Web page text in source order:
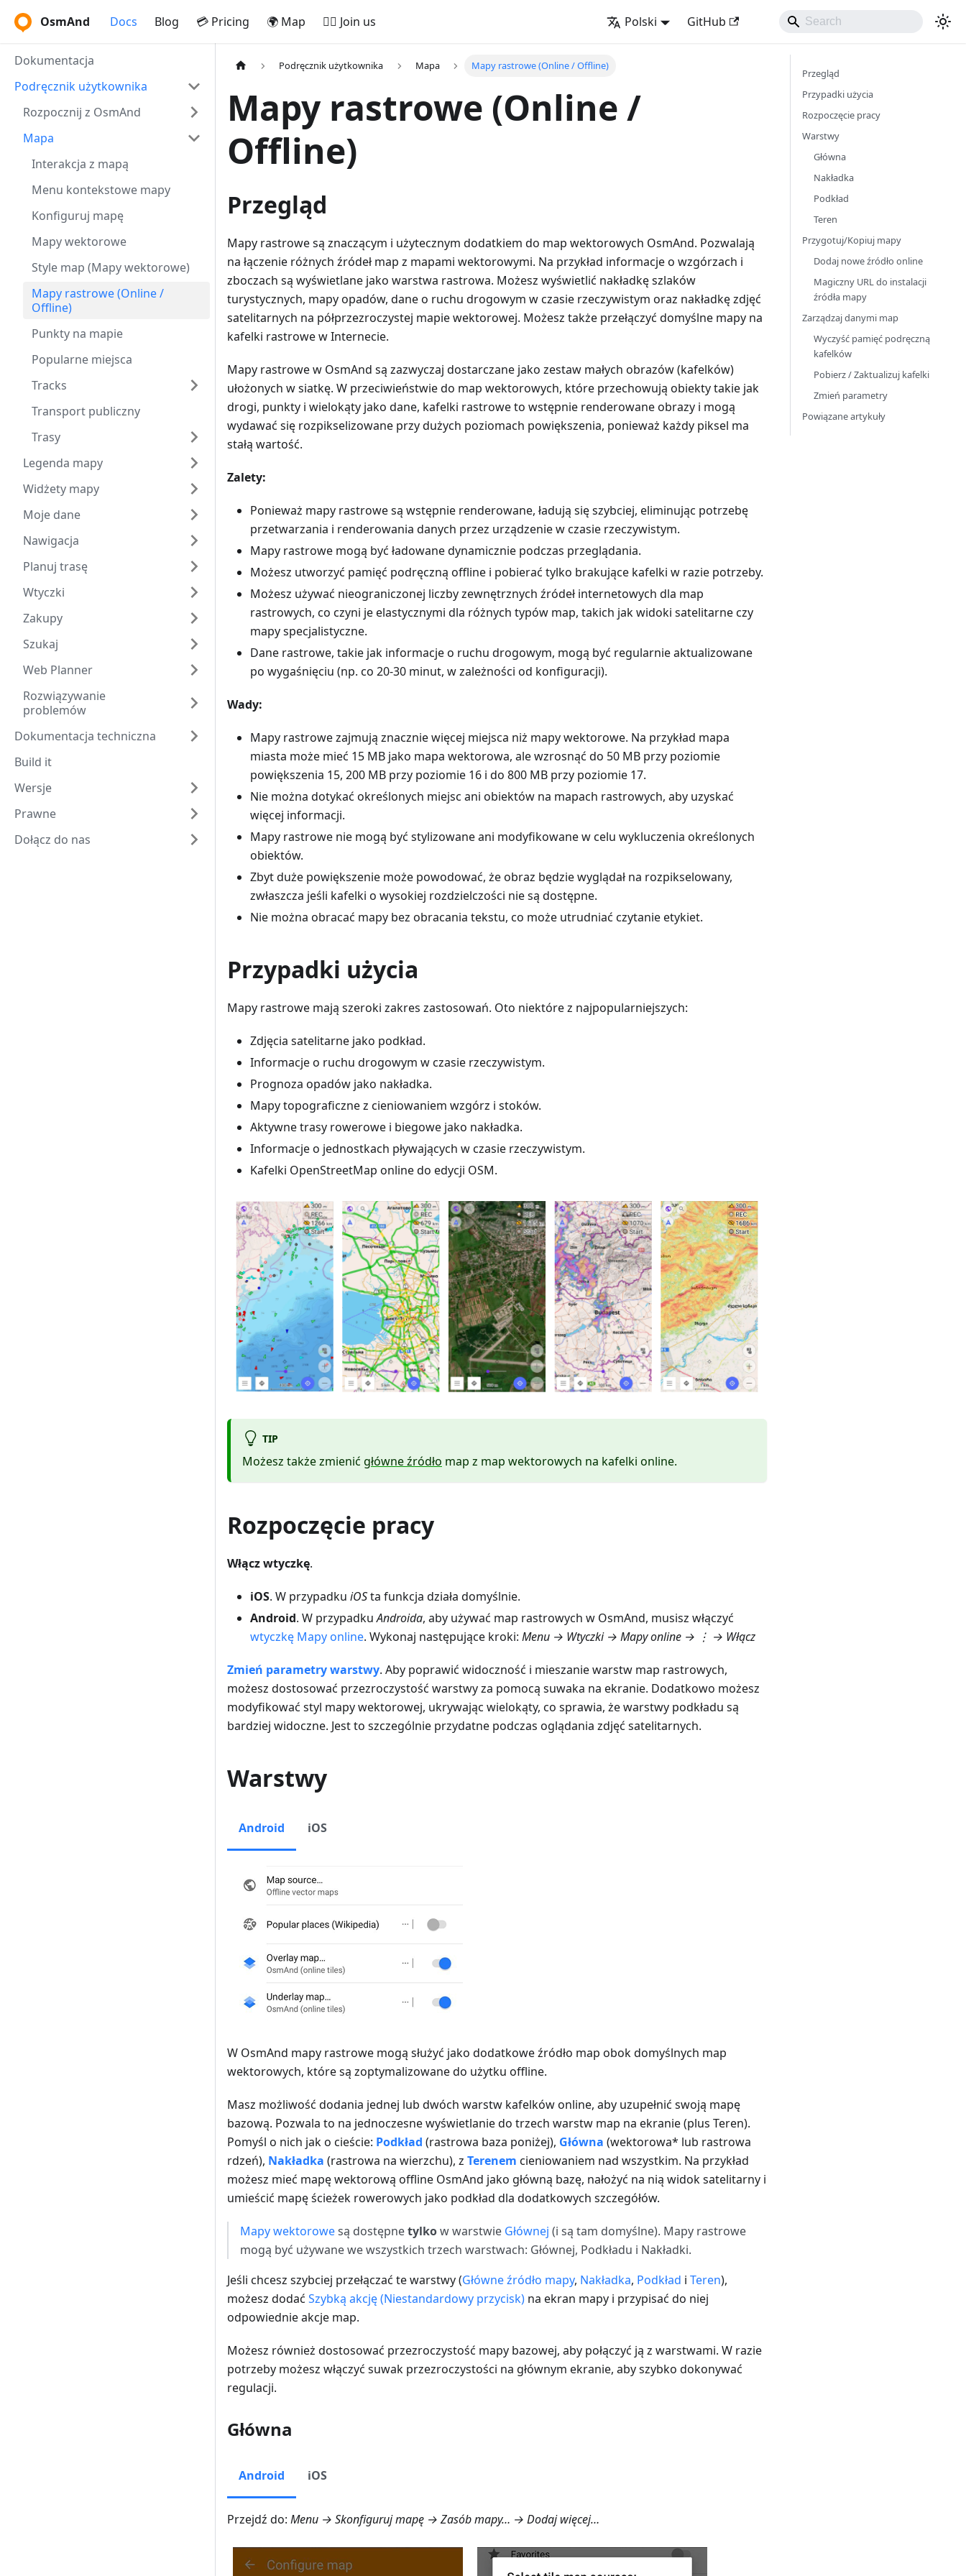
OsmAnd Docs Blog 💳 Pricing 🌍 Map 🚵‍♂️ Join us Polski GitHub
Dokumentacja
Podręcznik użytkownika
Rozpocznij z OsmAnd
Mapa
Interakcja z mapą
Menu kontekstowe mapy
Konfiguruj mapę
Mapy wektorowe
Style map (Mapy wektorowe)
Mapy rastrowe (Online /
Offline)
Punkty na mapie
Popularne miejsca
Tracks
Transport publiczny
Trasy
Legenda mapy
Widżety mapy
Moje dane
Nawigacja
Planuj trasę
Wtyczki
Zakupy
Szukaj
Web Planner
Rozwiązywanie
problemów
Dokumentacja techniczna
Build it
Wersje
Prawne
Dołącz do nas
Podręcznik użytkownika Mapa Mapy rastrowe (Online / Offline)
Mapy rastrowe (Online /
Offline)
Przegląd
Mapy rastrowe są znaczącym i użytecznym dodatkiem do map wektorowych OsmAnd. Pozwalają
na łączenie różnych źródeł map z mapami wektorowymi. Na przykład informacje o wzgórzach i
zboczach są wyświetlane jako warstwa rastrowa. Możesz wyświetlić nakładkę szlaków
turystycznych, mapy opadów, dane o ruchu drogowym w czasie rzeczywistym oraz nakładkę zdjęć
satelitarnych na półprzezroczystej mapie wektorowej. Możesz także przełączyć domyślne mapy na
kafelki rastrowe w Internecie.
Mapy rastrowe w OsmAnd są zazwyczaj dostarczane jako zestaw małych obrazów (kafelków)
ułożonych w siatkę. W przeciwieństwie do map wektorowych, które przechowują obiekty takie jak
drogi, punkty i wielokąty jako dane, kafelki rastrowe to wstępnie renderowane obrazy i mogą
wydawać się rozpikselizowane przy dużych poziomach powiększenia, ponieważ każdy piksel ma
stałą wartość.
Zalety:
Ponieważ mapy rastrowe są wstępnie renderowane, ładują się szybciej, eliminując potrzebę
przetwarzania i renderowania danych przez urządzenie w czasie rzeczywistym.
Mapy rastrowe mogą być ładowane dynamicznie podczas przeglądania.
Możesz utworzyć pamięć podręczną offline i pobierać tylko brakujące kafelki w razie potrzeby.
Możesz używać nieograniczonej liczby zewnętrznych źródeł internetowych dla map
rastrowych, co czyni je elastycznymi dla różnych typów map, takich jak widoki satelitarne czy
mapy specjalistyczne.
Dane rastrowe, takie jak informacje o ruchu drogowym, mogą być regularnie aktualizowane
po wygaśnięciu (np. co 20-30 minut, w zależności od konfiguracji).
Wady:
Mapy rastrowe zajmują znacznie więcej miejsca niż mapy wektorowe. Na przykład mapa
miasta może mieć 15 MB jako mapa wektorowa, ale wzrosnąć do 50 MB przy poziomie
powiększenia 15, 200 MB przy poziomie 16 i do 800 MB przy poziomie 17.
Nie można dotykać określonych miejsc ani obiektów na mapach rastrowych, aby uzyskać
więcej informacji.
Mapy rastrowe nie mogą być stylizowane ani modyfikowane w celu wykluczenia określonych
obiektów.
Zbyt duże powiększenie może powodować, że obraz będzie wyglądał na rozpikselowany,
zwłaszcza jeśli kafelki o wysokiej rozdzielczości nie są dostępne.
Nie można obracać mapy bez obracania tekstu, co może utrudniać czytanie etykiet.
Przypadki użycia
Mapy rastrowe mają szeroki zakres zastosowań. Oto niektóre z najpopularniejszych:
Zdjęcia satelitarne jako podkład.
Informacje o ruchu drogowym w czasie rzeczywistym.
Prognoza opadów jako nakładka.
Mapy topograficzne z cieniowaniem wzgórz i stoków.
Aktywne trasy rowerowe i biegowe jako nakładka.
Informacje o jednostkach pływających w czasie rzeczywistym.
Kafelki OpenStreetMap online do edycji OSM.
TIP
Możesz także zmienić główne źródło map z map wektorowych na kafelki online.
Rozpoczęcie pracy
Włącz wtyczkę.
iOS. W przypadku iOSta funkcja działa domyślnie.
Android. W przypadkuAndroida, aby używać map rastrowych w OsmAnd, musisz włączyć
wtyczkę Mapy online. Wykonaj następujące kroki: Menu → Wtyczki → Mapy online → ⋮ → Włącz
Zmień parametry warstwy. Aby poprawić widoczność i mieszanie warstw map rastrowych,
możesz dostosować przezroczystość warstwy za pomocą suwaka na ekranie. Dodatkowo możesz
modyfikować styl mapy wektorowej, ukrywając wielokąty, co sprawia, że warstwy podkładu są
bardziej widoczne. Jest to szczególnie przydatne podczas oglądania zdjęć satelitarnych.
Warstwy
Android iOS
W OsmAnd mapy rastrowe mogą służyć jako dodatkowe źródło map obok domyślnych map
wektorowych, które są zoptymalizowane do użytku offline.
Masz możliwość dodania jednej lub dwóch warstw kafelków online, aby uzupełnić swoją mapę
bazową. Pozwala to na jednoczesne wyświetlanie do trzech warstw map na ekranie (plus Teren).
Pomyśl o nich jak o cieście: Podkład (rastrowa baza poniżej), Główna (wektorowa* lub rastrowa
rdzeń), Nakładka (rastrowa na wierzchu), z Terenem cieniowaniem nad wszystkim. Na przykład
możesz mieć mapę wektorową offline OsmAnd jako główną bazę, nałożyć na nią widok satelitarny i
umieścić mapę ścieżek rowerowych jako podkład dla dodatkowych szczegółów.
Mapy wektorowesą dostępnetylkow warstwie Głównej (i są tam domyślne). Mapy rastrowe
mogą być używane we wszystkich trzech warstwach: Głównej, Podkładu i Nakładki.
Jeśli chcesz szybciej przełączać te warstwy (Główne źródło mapy, Nakładka, Podkład i Teren),
możesz dodać Szybką akcję (Niestandardowy przycisk) na ekran mapy i przypisać do niej
odpowiednie akcje map.
Możesz również dostosować przezroczystość mapy bazowej, aby połączyć ją z warstwami. W razie
potrzeby możesz włączyć suwak przezroczystości na głównym ekranie, aby szybko dokonywać
regulacji.
Główna
Android iOS
Przejdź do: Menu → Skonfiguruj mapę → Zasób mapy… → Dodaj więcej…
Przegląd
Przypadki użycia
Rozpoczęcie pracy
Warstwy
Główna
Nakładka
Podkład
Teren
Przygotuj/Kopiuj mapy
Dodaj nowe źródło online
Magiczny URL do instalacji
źródła mapy
Zarządzaj danymi map
Wyczyść pamięć podręczną
kafelków
Pobierz / Zaktualizuj kafelki
Zmień parametry
Powiązane artykuły